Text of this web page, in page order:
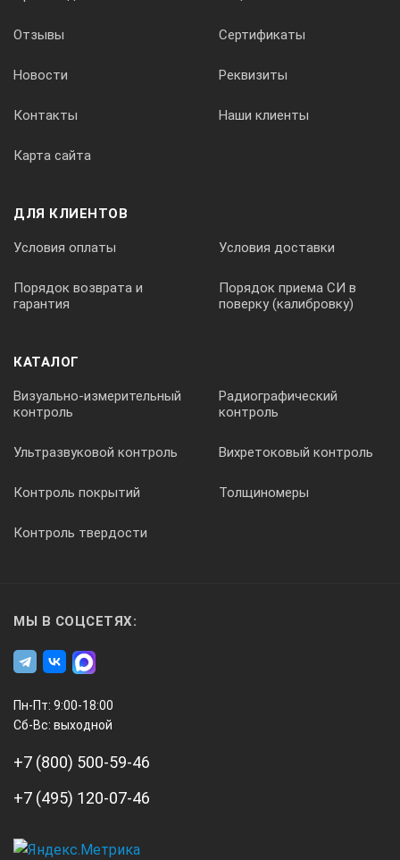
7.
Длина лески, м, не менее
Комплект поставки:
№
Отзывы Сертификаты
Новости Реквизиты
Контакты Наши клиенты
Карта сайта
ДЛЯ КЛИЕНТОВ
Условия оплаты Условия доставки
Порядок возврата и
гарантия
Порядок приема СИ в
поверку (калибровку)
КАТАЛОГ
Визуально-измерительный
контроль
Радиографический
контроль
Ультразвуковой контроль Вихретоковый контроль
Контроль покрытий Толщиномеры
Контроль твердости
МЫ В СОЦСЕТЯХ:
Пн-Пт: 9:00-18:00
Сб-Вс: выходной
+7 (800) 500-59-46
+7 (495) 120-07-46